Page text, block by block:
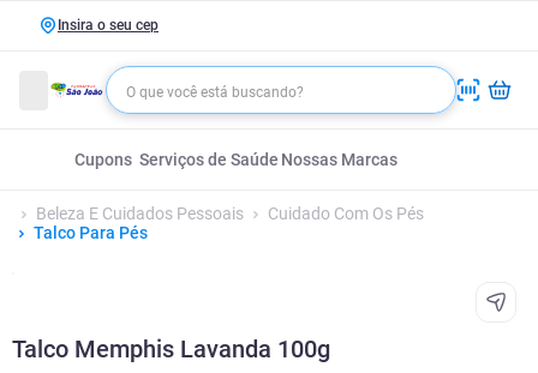
Insira o seu cep
Cupons Serviços de Saúde Nossas Marcas
Beleza E Cuidados Pessoais
Cuidado Com Os Pés
Talco Para Pés
Talco Memphis Lavanda 100g